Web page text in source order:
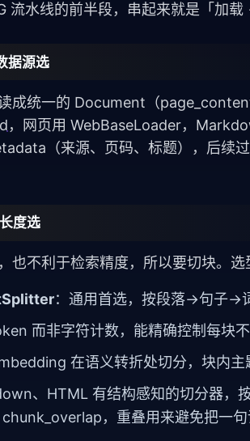
流水线的前半段，串起来就是「加
据源选
成统一的 Document（
，网页用 WebBaseLoader，
（来源、页码、标题），后续
度选
也不利于检索精度，所以要切块。选
：通用首选，按段落→句子→
而非字符计数，能精确控制每块不
在语义转折处切分，块内主
、HTML 有结构感知的切分器，按
，重叠用来避免把一句